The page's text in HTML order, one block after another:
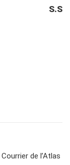
S.S
de l’Atlas